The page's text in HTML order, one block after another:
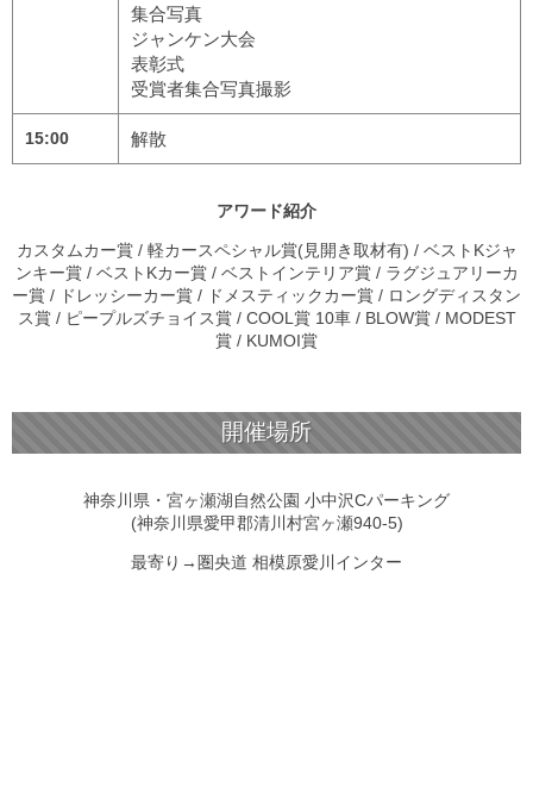
集合写真
ジャンケン大会
表彰式
受賞者集合写真撮影
15:00 解散
アワード紹介
カスタムカー賞 / 軽カースペシャル賞(見開き取材有) / ベストKジャ
ンキー賞 / ベストKカー賞 / ベストインテリア賞 / ラグジュアリーカ
ー賞 / ドレッシーカー賞 / ドメスティックカー賞 / ロングディスタン
ス賞 / ピープルズチョイス賞 / COOL賞 10車 / BLOW賞 / MODEST
賞 / KUMOI賞
開催場所
神奈川県・宮ヶ瀬湖自然公園 小中沢Cパーキング
(神奈川県愛甲郡清川村宮ヶ瀬940-5)
最寄り→圏央道 相模原愛川インター